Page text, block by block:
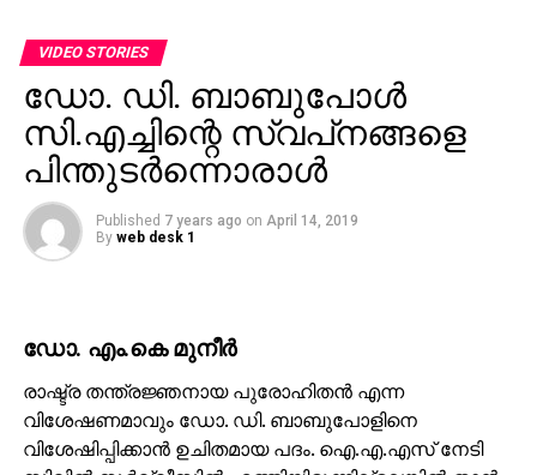
VIDEO STORIES
ഡോ. ഡി. ബാബുപോള്‍
സി.എച്ചിന്റെ സ്വപ്‌നങ്ങളെ
പിന്തുടര്‍ന്നൊരാള്‍
Published 7 years ago on April 14, 2019
By web desk 1
ഡോ. എം.കെ മുനീര്‍
രാഷ്ട്ര തന്ത്രജ്ഞനായ പുരോഹിതന്‍ എന്ന
വിശേഷണമാവും ഡോ. ഡി. ബാബുപോളിനെ
വിശേഷിപ്പിക്കാന്‍ ഉചിതമായ പദം. ഐ.എ.എസ് നേടി